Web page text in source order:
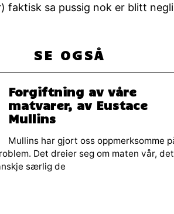
faktisk sa pussig nok er blitt
SE OGSÅ
Forgiftning av våre
matvarer, av Eustace
Mullins
Mullins har gjort oss oppmerksomme
Det dreier seg om maten vår, det
særlig de